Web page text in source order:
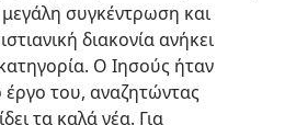
συγκέντρωση και
διακονία ανήκει
Ο Ιησούς ήταν
του, αναζητώντας
τα καλά νέα. Για